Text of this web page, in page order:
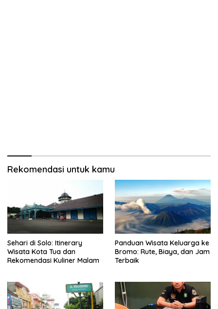
Rekomendasi untuk kamu
Sehari di Solo: Itinerary
Wisata Kota Tua dan
Rekomendasi Kuliner Malam
Panduan Wisata Keluarga ke
Bromo: Rute, Biaya, dan Jam
Terbaik